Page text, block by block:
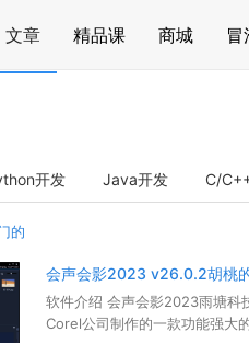
文章 精品课 商城 冒
开发 Java开发 C/
的
会声会影2023 v26.0.2胡桃
软件介绍 会声会影2023雨塘
Corel公司制作的一款功能强大